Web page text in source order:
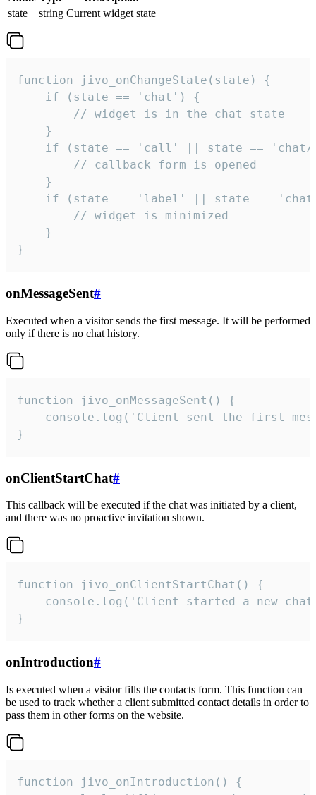
state
string Current widget state
function jivo_onChangeState(state) {
    if (state == 'chat') {
        // widget is in the chat state
    }
if (state == 'call' || state ==
        // callback form is opened
    }
if (state == 'label' || state ==
        // widget is minimized
    }
}
onMessageSent#
Executed when a visitor sends the first message. It will be performed
only if there is no chat history.
function jivo_onMessageSent() {
console.log('Client sent the first
}
onClientStartChat#
This callback will be executed if the chat was initiated by a client,
and there was no proactive invitation shown.
function jivo_onClientStartChat() {
console.log('Client started a new
}
onIntroduction#
Is executed when a visitor fills the contacts form. This function can
be used to track whether a client submitted contact details in order to
pass them in other forms on the website.
function jivo_onIntroduction() {